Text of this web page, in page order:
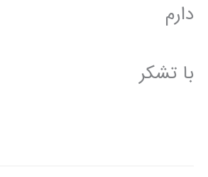
دارم
با تشکر